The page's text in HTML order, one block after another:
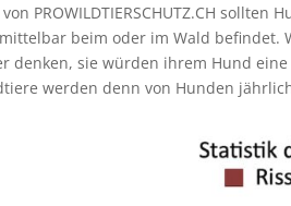
PROWILDTIERSCHUTZ.CH
beim oder im Wald befindet.
denken, sie würden ihrem Hund
werden denn von Hunden